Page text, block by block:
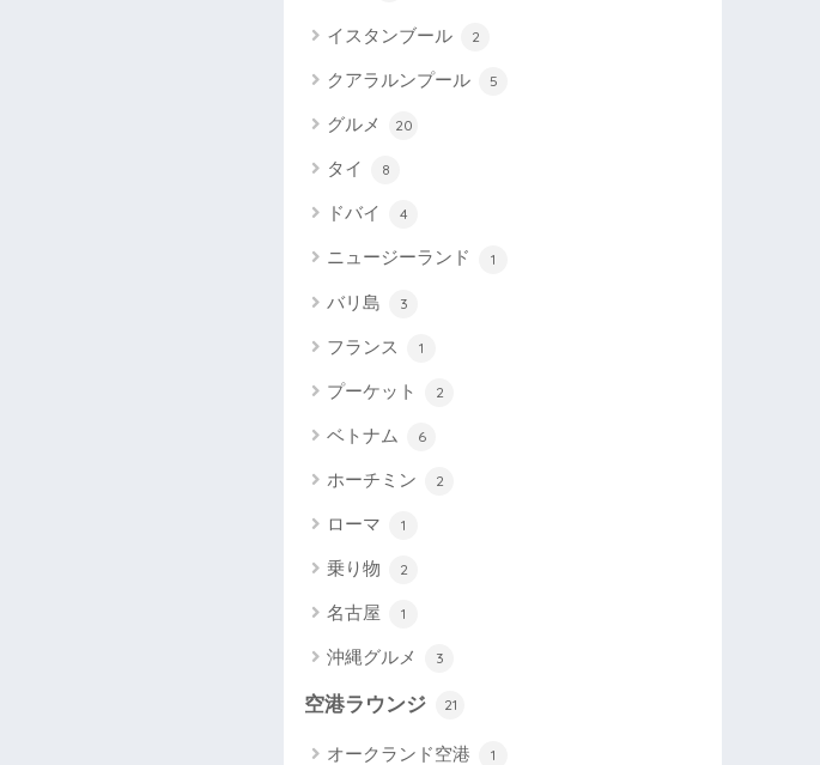
イスタンブール 2
クアラルンプール 5
グルメ 20
タイ 8
ドバイ 4
ニュージーランド 1
バリ島 3
フランス 1
プーケット 2
ベトナム 6
ホーチミン 2
ローマ 1
乗り物 2
名古屋 1
沖縄グルメ 3
空港ラウンジ 21
オークランド空港 1